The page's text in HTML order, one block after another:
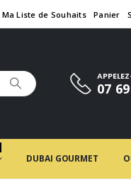
Ma Liste de Souhaits Panier
07
DUBAI GOURMET